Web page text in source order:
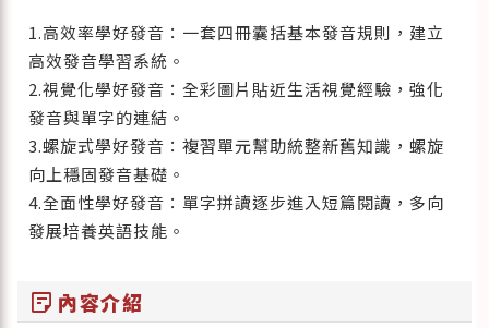
1.高效率學好發音：一套四冊囊括基本發音規則，建立
高效發音學習系統。
2.視覺化學好發音：全彩圖片貼近生活視覺經驗，強化
發音與單字的連結。
3.螺旋式學好發音：複習單元幫助統整新舊知識，螺旋
向上穩固發音基礎。
4.全面性學好發音：單字拼讀逐步進入短篇閱讀，多向
發展培養英語技能。
sticky_note_2 內容介紹